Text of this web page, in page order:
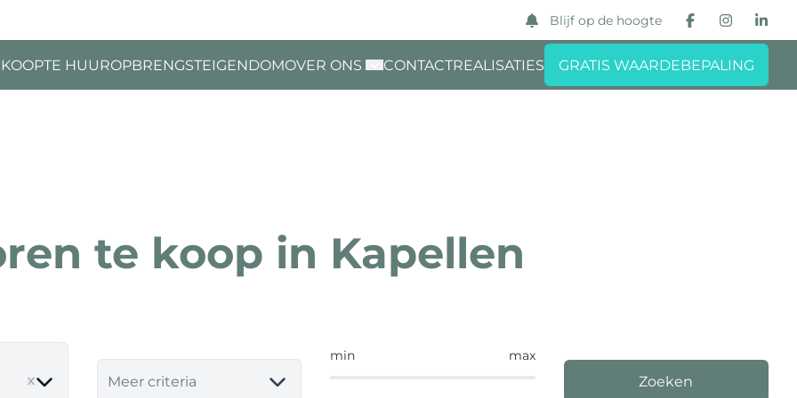
Blijf op de hoogte
TE HUUROPBRENGSTEIGENDOMOVER ONS CONTACTREALISATIES GRATIS WAARDEBEPALING
te koop in Kapellen
Meer criteria
min max
Zoeken